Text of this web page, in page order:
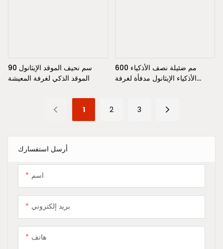
أرسل استفسارك
اسم
بريد إلكتروني
هاتف
90 سم نحيف الموقد الإيثانول
الموقد الذكي لغرفة المعيشة
600 مم ضئيلة نصف الأذكياء
الأذكياء الإيثانول مدفأة لغرفة
1 2 3